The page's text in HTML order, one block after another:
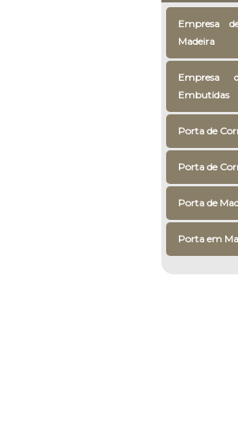
Empresa
Madeira
Embutidas
Porta de
Porta de
Porta de
Porta em